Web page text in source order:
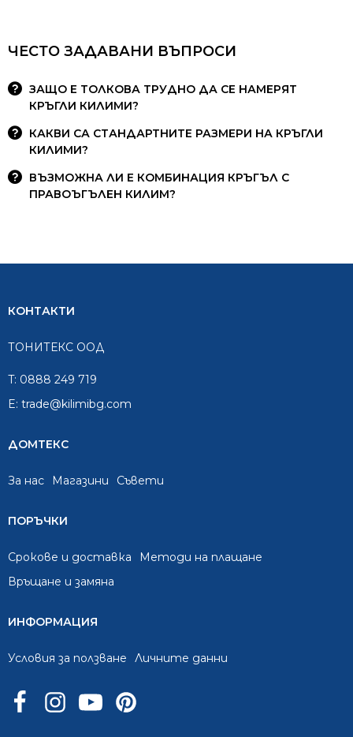
ЧЕСТО ЗАДАВАНИ ВЪПРОСИ
ЗАЩО Е ТОЛКОВА ТРУДНО ДА СЕ НАМЕРЯТ
КРЪГЛИ КИЛИМИ?
КАКВИ СА СТАНДАРТНИТЕ РАЗМЕРИ НА КРЪГЛИ
КИЛИМИ?
ВЪЗМОЖНА ЛИ Е КОМБИНАЦИЯ КРЪГЪЛ С
ПРАВОЪГЪЛЕН КИЛИМ?
КОНТАКТИ
ТОНИТЕКС ООД
T: 0888 249 719
E: trade@kilimibg.com
ДОМТЕКС
За нас Mагазини Съвети
ПОРЪЧКИ
Срокове и доставка
Методи на плащане
Връщане и замяна
ИНФОРМАЦИЯ
Условия за ползване Личните данни